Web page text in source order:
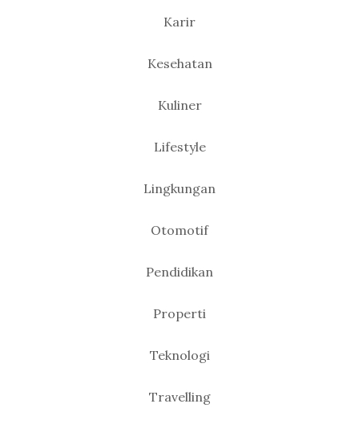
Karir
Kesehatan
Kuliner
Lifestyle
Lingkungan
Otomotif
Pendidikan
Properti
Teknologi
Travelling